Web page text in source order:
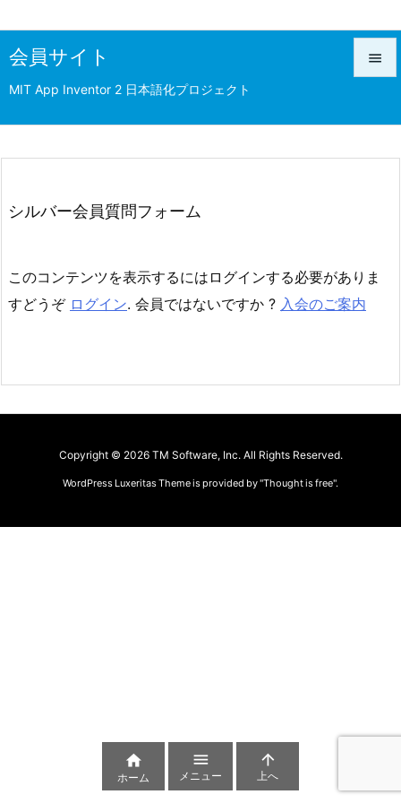
会員サイト
MIT App Inventor 2 日本語化プロジェクト

前へ
シルバー会員質問フォーム
このコンテンツを表示するにはログインする必要がありま
すどうぞ ログイン. 会員ではないですか ? 入会のご案内
Copyright © 2026 TM Software, Inc.All Rights Reserved.
WordPress Luxeritas Theme is provided by "Thought is free".

ホーム

メニュー

上へ